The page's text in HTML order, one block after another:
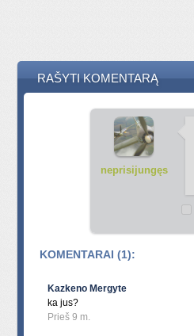
RAŠYTI KOMENTARĄ
neprisijungęs
KOMENTARAI (1):
Kazkeno Mergyte
ka jus?
Prieš 9 m.